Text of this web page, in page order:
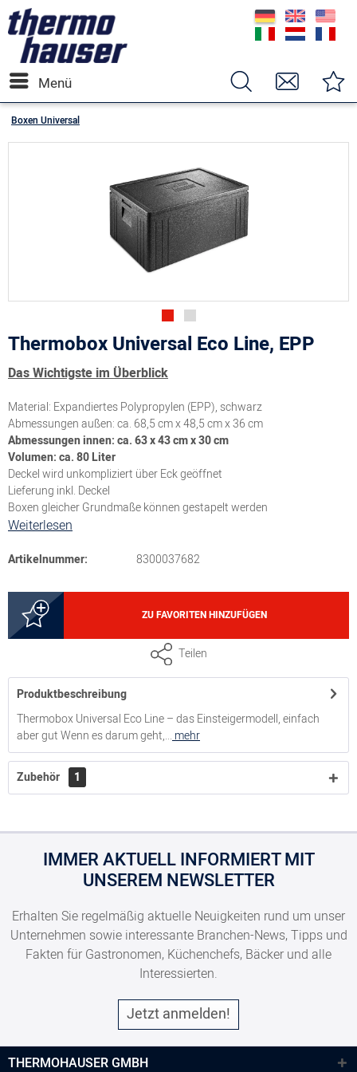
Menü
Boxen Universal
Thermobox Universal Eco Line, EPP
Das Wichtigste im Überblick
Material: Expandiertes Polypropylen (EPP), schwarz
Abmessungen außen: ca. 68,5 cm x 48,5 cm x 36 cm
Abmessungen innen: ca. 63 x 43 cm x 30 cm
Volumen: ca. 80 Liter
Deckel wird unkompliziert über Eck geöffnet
Lieferung inkl. Deckel
Boxen gleicher Grundmaße können gestapelt werden
Weiterlesen
Artikelnummer: 8300037682
ZU FAVORITEN HINZUFÜGEN
Teilen
Produktbeschreibung
Thermobox Universal Eco Line – das Einsteigermodell, einfach
aber gut Wenn es darum geht,... mehr
Zubehör 1
IMMER AKTUELL INFORMIERT MIT
UNSEREM NEWSLETTER
Erhalten Sie regelmäßig aktuelle Neuigkeiten rund um unser
Unternehmen sowie interessante Branchen-News, Tipps und
Fakten für Gastronomen, Küchenchefs, Bäcker und alle
Interessierten.
Jetzt anmelden!
THERMOHAUSER GMBH